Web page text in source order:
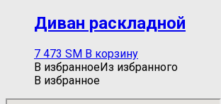
Диван раскладной
7 473 ЅМ В корзину
В избранноеИз избранного
В избранное